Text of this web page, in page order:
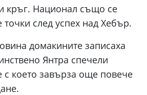
кръг. Национал също се
точки след успех над Хебър.
домакините записаха
Янтра спечели
с което завърза още повече